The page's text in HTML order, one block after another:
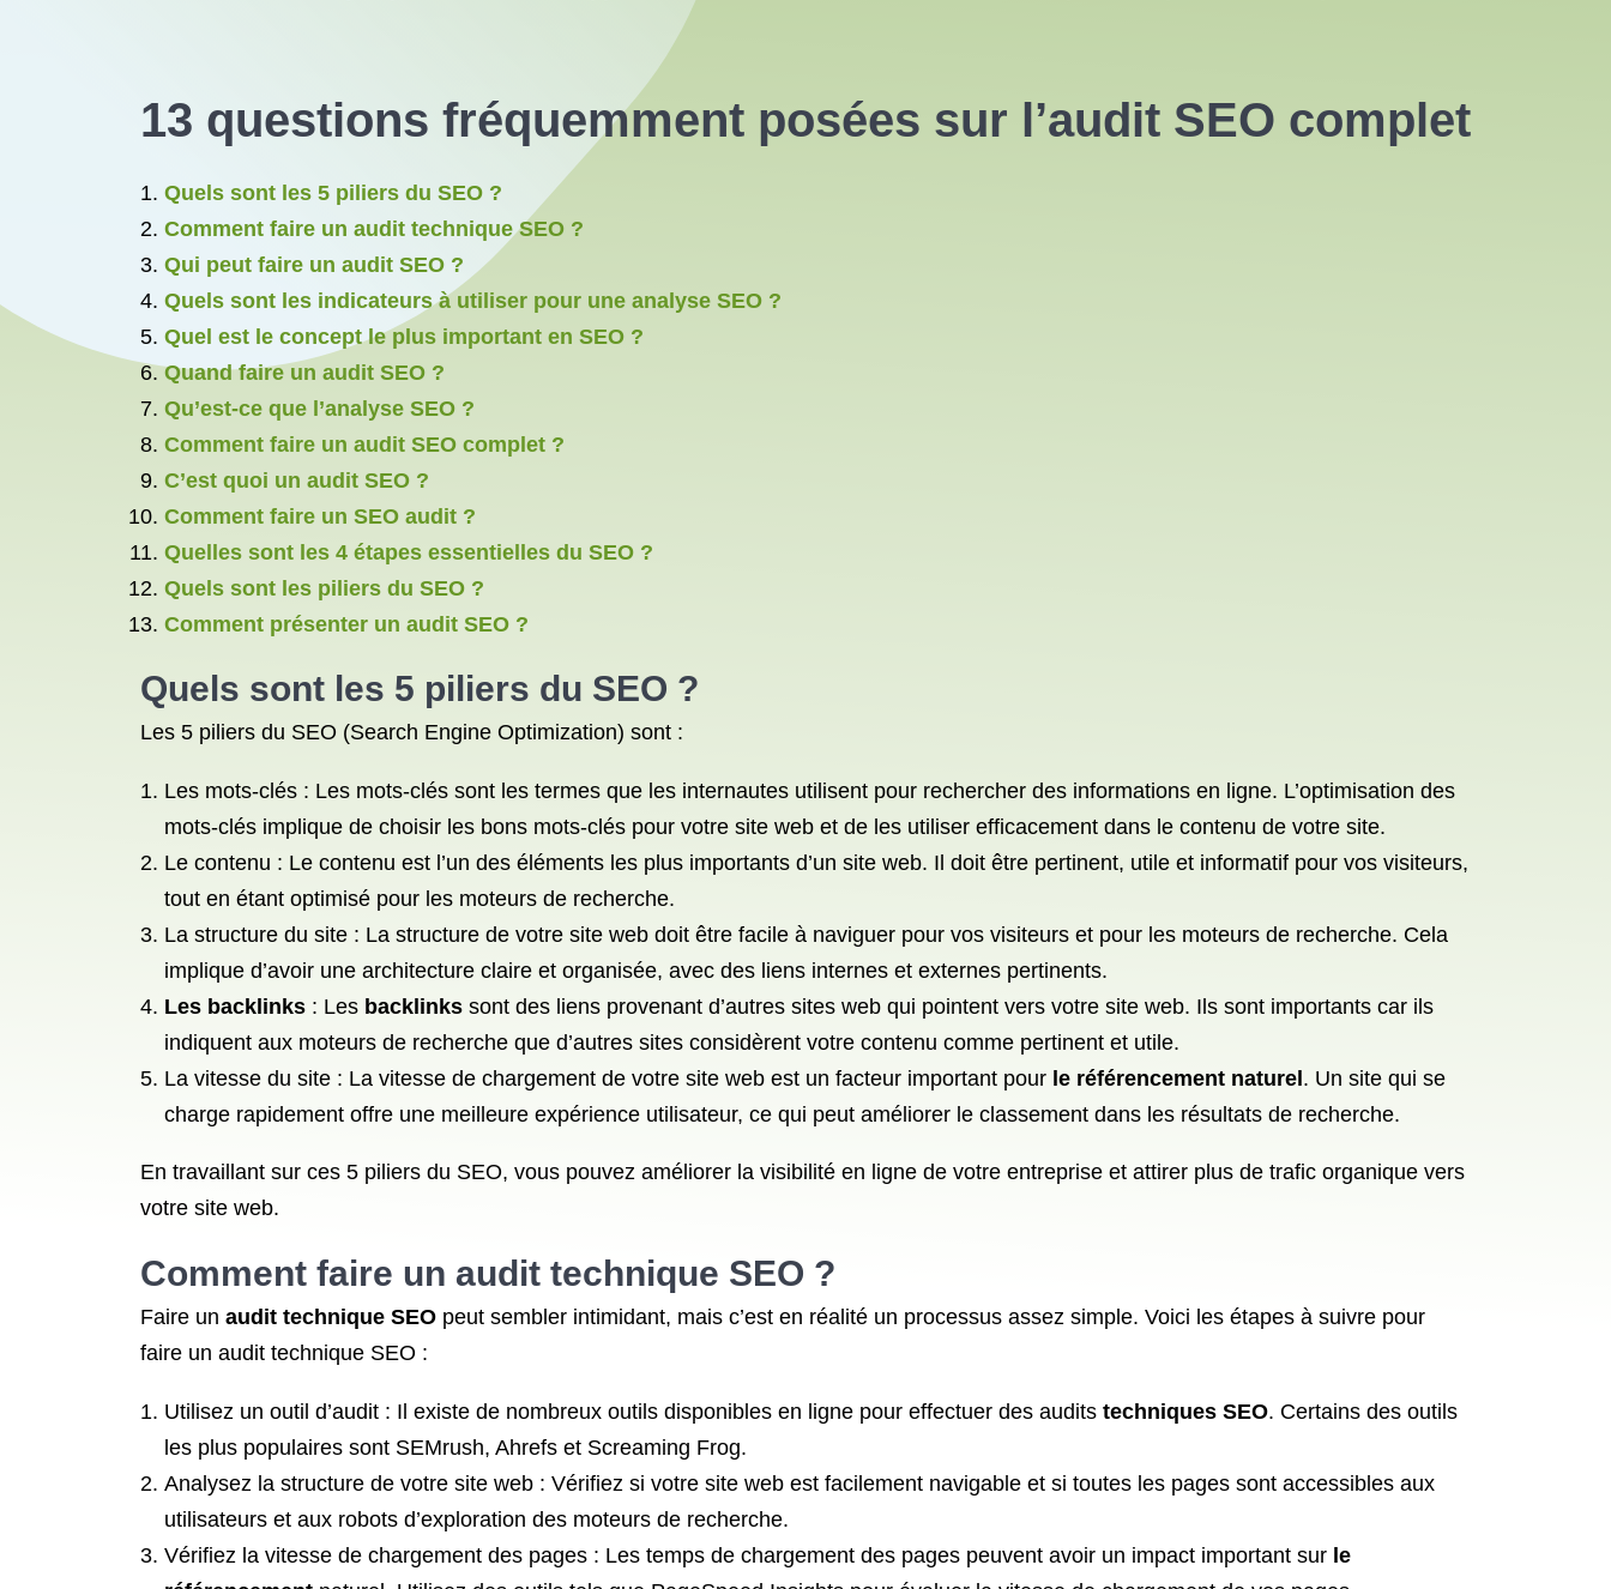
13 questions fréquemment posées sur l’audit SEO complet
Quels sont les 5 piliers du SEO ?
Comment faire un audit technique SEO ?
Qui peut faire un audit SEO ?
Quels sont les indicateurs à utiliser pour une analyse SEO ?
Quel est le concept le plus important en SEO ?
Quand faire un audit SEO ?
Qu’est-ce que l’analyse SEO ?
Comment faire un audit SEO complet ?
C’est quoi un audit SEO ?
Comment faire un SEO audit ?
Quelles sont les 4 étapes essentielles du SEO ?
Quels sont les piliers du SEO ?
Comment présenter un audit SEO ?
Quels sont les 5 piliers du SEO ?
Les 5 piliers du SEO (Search Engine Optimization) sont :
Les mots-clés : Les mots-clés sont les termes que les internautes utilisent pour rechercher des informations en ligne. L’optimisation des
mots-clés implique de choisir les bons mots-clés pour votre site web et de les utiliser efficacement dans le contenu de votre site.
Le contenu : Le contenu est l’un des éléments les plus importants d’un site web. Il doit être pertinent, utile et informatif pour vos visiteurs,
tout en étant optimisé pour les moteurs de recherche.
La structure du site : La structure de votre site web doit être facile à naviguer pour vos visiteurs et pour les moteurs de recherche. Cela
implique d’avoir une architecture claire et organisée, avec des liens internes et externes pertinents.
Les backlinks : Les backlinks sont des liens provenant d’autres sites web qui pointent vers votre site web. Ils sont importants car ils
indiquent aux moteurs de recherche que d’autres sites considèrent votre contenu comme pertinent et utile.
La vitesse du site : La vitesse de chargement de votre site web est un facteur important pour le référencement naturel . Un site qui se
charge rapidement offre une meilleure expérience utilisateur, ce qui peut améliorer le classement dans les résultats de recherche.
En travaillant sur ces 5 piliers du SEO, vous pouvez améliorer la visibilité en ligne de votre entreprise et attirer plus de trafic organique vers
votre site web.
Comment faire un audit technique SEO ?
Faire un audit technique SEO peut sembler intimidant, mais c’est en réalité un processus assez simple. Voici les étapes à suivre pour
faire un audit technique SEO :
Utilisez un outil d’audit : Il existe de nombreux outils disponibles en ligne pour effectuer des audits techniques SEO. Certains des outils
les plus populaires sont SEMrush, Ahrefs et Screaming Frog.
Analysez la structure de votre site web : Vérifiez si votre site web est facilement navigable et si toutes les pages sont accessibles aux
utilisateurs et aux robots d’exploration des moteurs de recherche.
Vérifiez la vitesse de chargement des pages : Les temps de chargement des pages peuvent avoir un impact important sur le